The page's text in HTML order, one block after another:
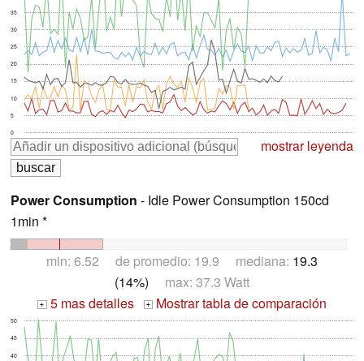
0
5
10
15
20
25
30
35
mostrar leyenda
Power Consumption - Idle Power Consumption 150cd
1min *
min: 6.52 de promedio: 19.9 mediana: 19.3
(14%) max: 37.3 Watt
+ 5 mas detalles + Mostrar tabla de comparación
40
45
50